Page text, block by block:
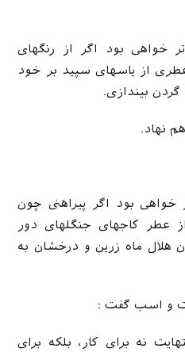
خواهی بود اگر از رنگهای
از یاسهای سپید بر خود
گردن بیندازی.
نهاد.
خواهی بود اگر پیراهنی چون
عطر کاجهای جنگلهای دور
هلال ماه زرین و درخشان به
و اسب گفت :
نه برای کار، بلکه برای